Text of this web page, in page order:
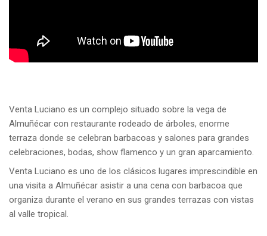
Venta Luciano es un complejo situado sobre la vega de
Almuñécar con restaurante rodeado de árboles, enorme
terraza donde se celebran barbacoas y salones para grandes
celebraciones, bodas, show flamenco y un gran aparcamiento.
Venta Luciano es uno de los clásicos lugares imprescindible en
una visita a Almuñécar asistir a una cena con barbacoa que
organiza durante el verano en sus grandes terrazas con vistas
al valle tropical.